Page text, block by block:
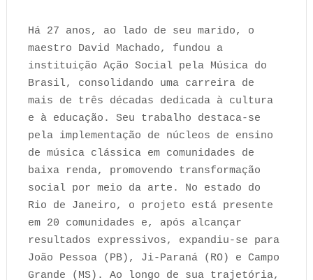
Há 27 anos, ao lado de seu marido, o
maestro David Machado, fundou a
instituição Ação Social pela Música do
Brasil, consolidando uma carreira de
mais de três décadas dedicada à cultura
e à educação. Seu trabalho destaca-se
pela implementação de núcleos de ensino
de música clássica em comunidades de
baixa renda, promovendo transformação
social por meio da arte. No estado do
Rio de Janeiro, o projeto está presente
em 20 comunidades e, após alcançar
resultados expressivos, expandiu-se para
João Pessoa (PB), Ji-Paraná (RO) e Campo
Grande (MS). Ao longo de sua trajetória,